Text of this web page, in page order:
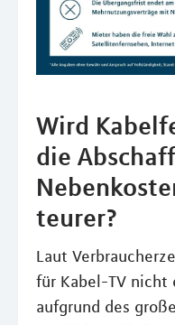
Wird
die
teurer?
Laut
für Kabel-TV nicht
aufgrund des